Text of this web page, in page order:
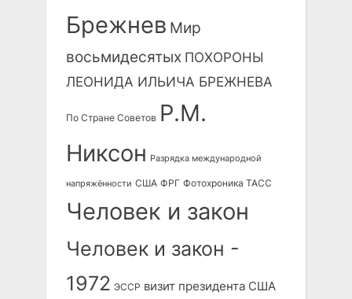
Брежнев Мир
восьмидесятых ПОХОРОНЫ
ЛЕОНИДА ИЛЬИЧА БРЕЖНЕВА
По Стране Советов Р.М.
Никсон
Разрядка международной
напряжённости США ФРГ Фотохроника ТАСС
Человек и закон
Человек и закон -
1972 ЭССР визит президента США